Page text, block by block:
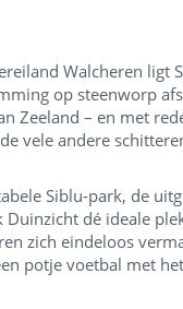
Walcheren ligt
op steenworp
Zeeland – en met
vele andere
Siblu-park, de
dé ideale
zich eindeloos
potje voetbal met